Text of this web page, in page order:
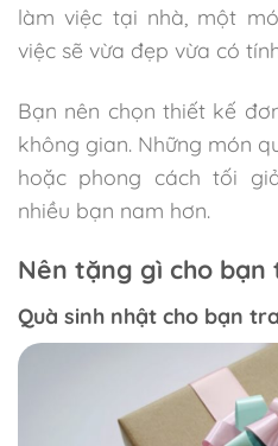
làm việc tại nhà, một
việc sẽ vừa đẹp vừa có
Bạn nên chọn thiết kế
không gian. Những món
hoặc phong cách tối
nhiều bạn nam hơn.
Nên tặng gì cho
Quà sinh nhật cho bạn